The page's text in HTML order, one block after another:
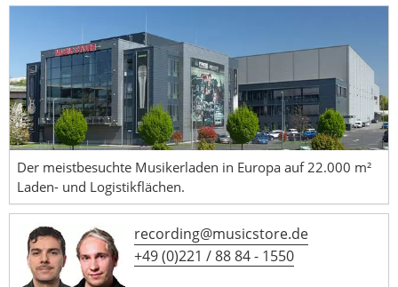
Der meistbesuchte Musikerladen in Europa auf 22.000 m²
Laden- und Logistikflächen.
recording@musicstore.de
+49 (0)221 / 88 84 - 1550